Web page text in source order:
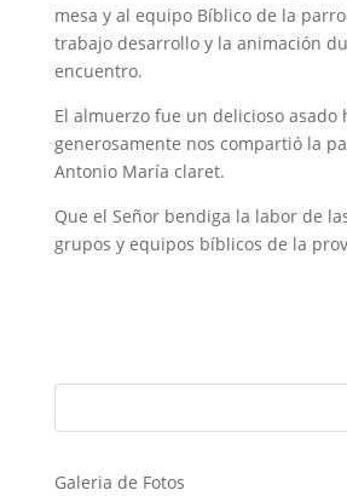
mesa y al equipo Bíblico de la
trabajo desarrollo y la animación
encuentro.
El almuerzo fue un delicioso asado
generosamente nos compartió la
Antonio María claret.
Que el Señor bendiga la labor de
grupos y equipos bíblicos de la
Galeria de Fotos